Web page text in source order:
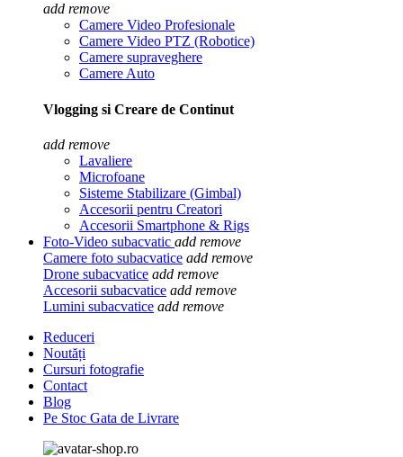
add remove
Camere Video Profesionale
Camere Video PTZ (Robotice)
Camere supraveghere
Camere Auto
Vlogging si Creare de Continut
add remove
Lavaliere
Microfoane
Sisteme Stabilizare (Gimbal)
Accesorii pentru Creatori
Accesorii Smartphone & Rigs
Foto-Video subacvatic add remove
Camere foto subacvatice add remove
Drone subacvatice add remove
Accesorii subacvatice add remove
Lumini subacvatice add remove
Reduceri
Noutăți
Cursuri fotografie
Contact
Blog
Pe Stoc Gata de Livrare